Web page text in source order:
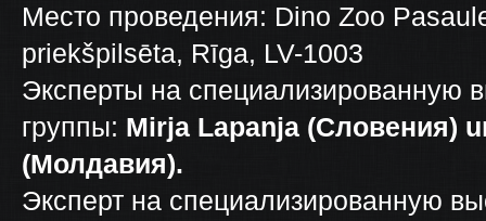
Место проведения: Dino Zoo
priekšpilsēta, Rīga, LV-1003
Эксперты на специализированную
группы: Mirja Lapanja (Словения)
(Молдавия).
Эксперт на специализированную